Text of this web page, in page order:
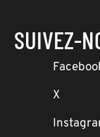
SUIVEZ-
X